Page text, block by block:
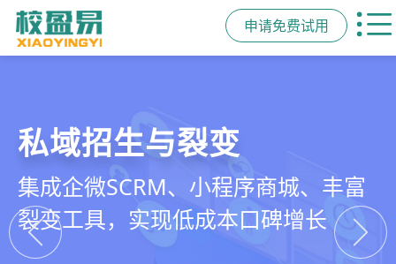
申请免费试用
教培行业CRM
以学员为中心，打通从引流、转化、
教学到复购转介绍的全生命周期增长
引擎
智能销售漏斗
线索自动分配、标准化跟单、试听转
化分析，打造高绩效招生团队
精细化客户运营
360°学员画像、自动化服务流程、智
能续费预警，深度挖掘学员长期价值
私域招生与裂变
集成企微SCRM、小程序商城、丰富
裂变工具，实现低成本口碑增长